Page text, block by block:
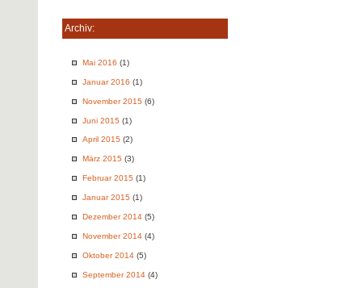
Archiv:
Mai 2016 (1)
Januar 2016 (1)
November 2015 (6)
Juni 2015 (1)
April 2015 (2)
März 2015 (3)
Februar 2015 (1)
Januar 2015 (1)
Dezember 2014 (5)
November 2014 (4)
Oktober 2014 (5)
September 2014 (4)